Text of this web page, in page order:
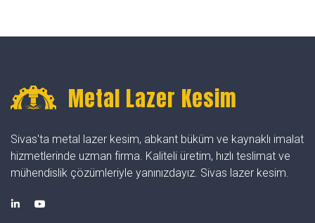
Metal Lazer Kesim
Sivas'ta metal lazer kesim, abkant büküm ve kaynaklı imalat
hizmetlerinde uzman firma. Kaliteli üretim, hızlı teslimat ve
mühendislik çözümleriyle yanınızdayız. Sivas lazer kesim.